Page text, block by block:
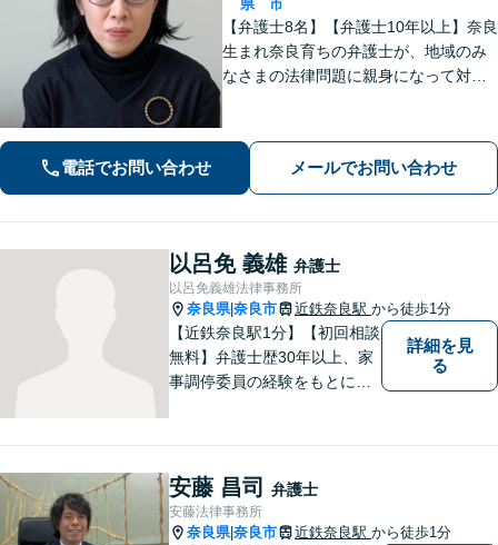
県
市
【弁護士8名】【弁護士10年以上】奈良
生まれ奈良育ちの弁護士が、地域のみ
なさまの法律問題に親身になって対応
を伺うことを大切にしています【近鉄
奈良駅5分】【オンライン相談可】
電話でお問い合わせ メールでお問い合わせ
以呂免 義雄 弁護士
以呂免義雄法律事務所
奈良県|奈良市 近鉄奈良駅 から徒歩1分
【近鉄奈良駅1分】【初回相談
無料】弁護士歴30年以上、家
事調停委員の経験をもとに複
発生前のご相談も受け付けて
おります。【電話相談可】
詳細を見
る
安藤 昌司 弁護士
安藤法律事務所
奈良県|奈良市 近鉄奈良駅 から徒歩1分